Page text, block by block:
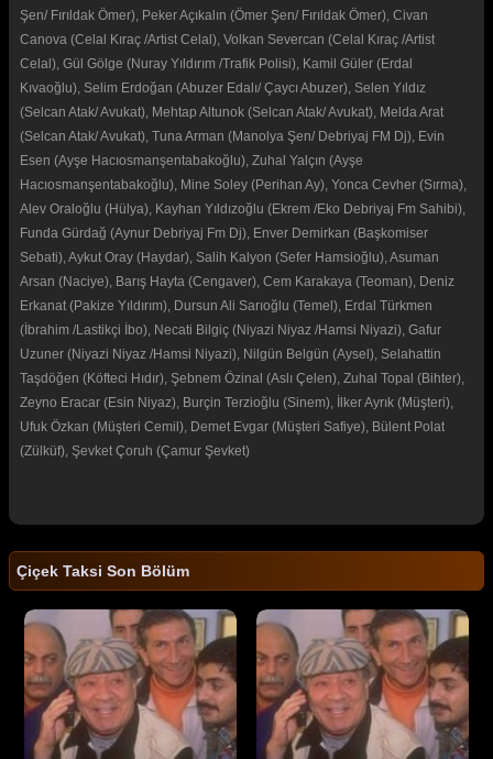
Şen/ Fırıldak Ömer), Peker Açıkalın (Ömer Şen/ Fırıldak Ömer), Civan
Canova (Celal Kıraç /Artist Celal), Volkan Severcan (Celal Kıraç /Artist
Celal), Gül Gölge (Nuray Yıldırım /Trafik Polisi), Kamil Güler (Erdal
Kıvaoğlu), Selim Erdoğan (Abuzer Edalı/ Çaycı Abuzer), Selen Yıldız
(Selcan Atak/ Avukat), Mehtap Altunok (Selcan Atak/ Avukat), Melda Arat
(Selcan Atak/ Avukat), Tuna Arman (Manolya Şen/ Debriyaj FM Dj), Evin
Esen (Ayşe Hacıosmanşentabakoğlu), Zuhal Yalçın (Ayşe
Hacıosmanşentabakoğlu), Mine Soley (Perihan Ay), Yonca Cevher (Sırma),
Alev Oraloğlu (Hülya), Kayhan Yıldızoğlu (Ekrem /Eko Debriyaj Fm Sahibi),
Funda Gürdağ (Aynur Debriyaj Fm Dj), Enver Demirkan (Başkomiser
Sebati), Aykut Oray (Haydar), Salih Kalyon (Sefer Hamsioğlu), Asuman
Arsan (Naciye), Barış Hayta (Cengaver), Cem Karakaya (Teoman), Deniz
Erkanat (Pakize Yıldırım), Dursun Ali Sarıoğlu (Temel), Erdal Türkmen
(İbrahim /Lastikçi İbo), Necati Bilgiç (Niyazi Niyaz /Hamsi Niyazi), Gafur
Uzuner (Niyazi Niyaz /Hamsi Niyazi), Nilgün Belgün (Aysel), Selahattin
Taşdöğen (Köfteci Hıdır), Şebnem Özinal (Aslı Çelen), Zuhal Topal (Bihter),
Zeyno Eracar (Esin Niyaz), Burçin Terzioğlu (Sinem), İlker Ayrık (Müşteri),
Ufuk Özkan (Müşteri Cemil), Demet Evgar (Müşteri Safiye), Bülent Polat
(Zülküf), Şevket Çoruh (Çamur Şevket)
Çiçek Taksi Son Bölüm